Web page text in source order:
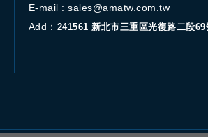
E-mail :sales@amatw.com.tw
Add： 241561新北市三重區光復路二段